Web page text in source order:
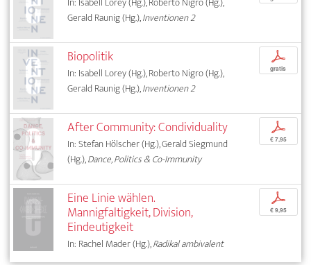
Gerald Raunig (Hg.),Inventionen 2
Biopolitik
In: Isabell Lorey (Hg.), Roberto Nigro (Hg.),
Gerald Raunig (Hg.),Inventionen 2
p
gratis
After Community: Condividuality
In: Stefan Hölscher (Hg.), Gerald Siegmund
(Hg.),Dance, Politics & Co-Immunity
p
€ 7,95
Eine Linie wählen.
Mannigfaltigkeit, Division,
Eindeutigkeit
In: Rachel Mader (Hg.),Radikal ambivalent
p
€ 9,95